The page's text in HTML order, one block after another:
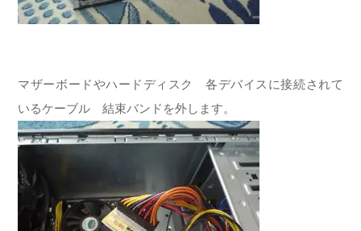
マザーボードやハードディスク 各デバイスに接続されて
いるケーブル 結束バンドを外します。